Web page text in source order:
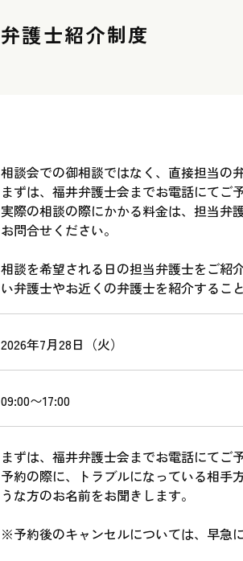
弁護士紹介制度
相談会での御相談ではなく、直接担当の
まずは、福井弁護士会までお電話にてご
実際の相談の際にかかる料金は、担当弁
お問合せください。
相談を希望される日の担当弁護士をご紹
い弁護士やお近くの弁護士を紹介するこ
2026年7月28日（火）
09:00〜17:00
まずは、福井弁護士会までお電話にてご
予約の際に、トラブルになっている相手
うな方のお名前をお聞きします。
※予約後のキャンセルについては、早急